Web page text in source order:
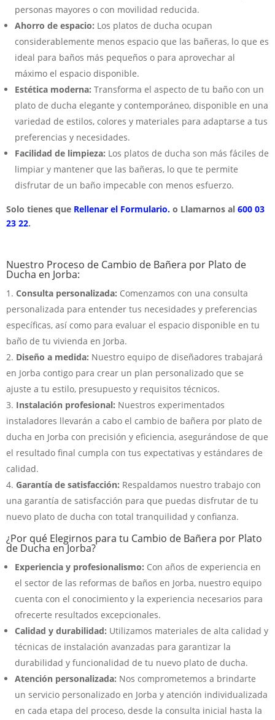
personas mayores o con movilidad reducida.
Ahorro de espacio: Los platos de ducha ocupan
considerablemente menos espacio que las bañeras, lo que es
ideal para baños más pequeños o para aprovechar al
máximo el espacio disponible.
Estética moderna: Transforma el aspecto de tu baño con un
plato de ducha elegante y contemporáneo, disponible en una
variedad de estilos, colores y materiales para adaptarse a tus
preferencias y necesidades.
Facilidad de limpieza: Los platos de ducha son más fáciles de
limpiar y mantener que las bañeras, lo que te permite
disfrutar de un baño impecable con menos esfuerzo.
Solo tienes que Rellenar el Formulario. o Llamarnos al 600 03
23 22.
Nuestro Proceso de Cambio de Bañera por Plato de
Ducha en Jorba:
Consulta personalizada: Comenzamos con una consulta
personalizada para entender tus necesidades y preferencias
específicas, así como para evaluar el espacio disponible en tu
baño de tu vivienda en Jorba.
Diseño a medida: Nuestro equipo de diseñadores trabajará
en Jorba contigo para crear un plan personalizado que se
ajuste a tu estilo, presupuesto y requisitos técnicos.
Instalación profesional: Nuestros experimentados
instaladores llevarán a cabo el cambio de bañera por plato de
ducha en Jorba con precisión y eficiencia, asegurándose de que
el resultado final cumpla con tus expectativas y estándares de
calidad.
Garantía de satisfacción: Respaldamos nuestro trabajo con
una garantía de satisfacción para que puedas disfrutar de tu
nuevo plato de ducha con total tranquilidad y confianza.
¿Por qué Elegirnos para tu Cambio de Bañera por Plato
de Ducha en Jorba?
Experiencia y profesionalismo: Con años de experiencia en
el sector de las reformas de baños en Jorba, nuestro equipo
cuenta con el conocimiento y la experiencia necesarios para
ofrecerte resultados excepcionales.
Calidad y durabilidad: Utilizamos materiales de alta calidad y
técnicas de instalación avanzadas para garantizar la
durabilidad y funcionalidad de tu nuevo plato de ducha.
Atención personalizada: Nos comprometemos a brindarte
un servicio personalizado en Jorba y atención individualizada
en cada etapa del proceso, desde la consulta inicial hasta la